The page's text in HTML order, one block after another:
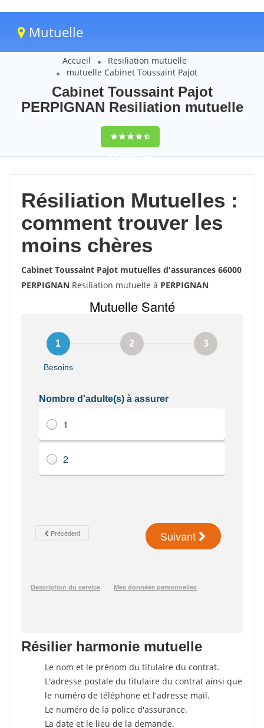
Mutuelle
Accueil
Resiliation mutuelle
mutuelle Cabinet Toussaint Pajot
Cabinet Toussaint Pajot
PERPIGNAN Resiliation mutuelle
9,5(100%)223
Résiliation Mutuelles :
comment trouver les
moins chères
Cabinet Toussaint Pajot mutuelles d'assurances 66000
PERPIGNAN Resiliation mutuelle à PERPIGNAN
Résilier harmonie mutuelle
Le nom et le prénom du titulaire du contrat.
L'adresse postale du titulaire du contrat ainsi que
le numéro de téléphone et l'adresse mail.
Le numéro de la police d'assurance.
La date et le lieu de la demande.